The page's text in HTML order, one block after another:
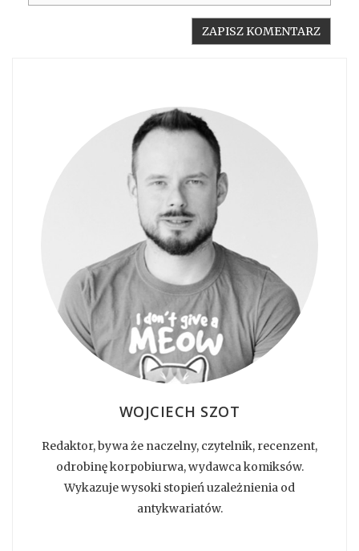
WOJCIECH SZOT
Redaktor, bywa że naczelny, czytelnik, recenzent,
odrobinę korpobiurwa, wydawca komiksów.
Wykazuje wysoki stopień uzależnienia od
antykwariatów.